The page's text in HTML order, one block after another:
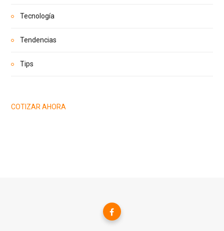
Tecnología
Tendencias
Tips
COTIZAR AHORA